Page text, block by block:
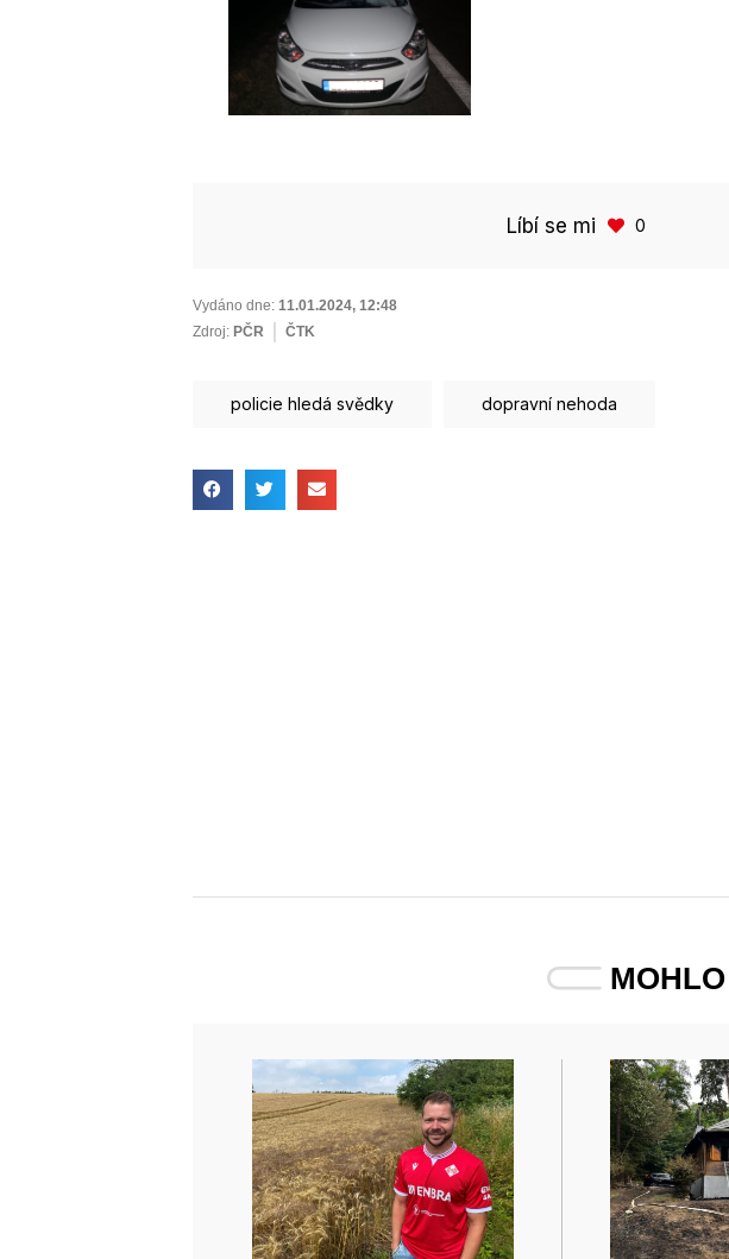
Líbí se mi 0
Vydáno dne: 11.01.2024, 12:48
Zdroj: PČR ČTK
policie hledá svědky dopravní nehoda